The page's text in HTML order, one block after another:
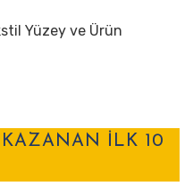
Yüzey ve Ürün
İLK 10